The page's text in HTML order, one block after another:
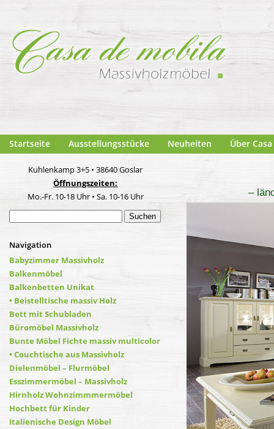
Startseite Ausstellungsstücke Neuheiten Über
Kuhlenkamp 3+5 • 38640 Goslar
Öffnungszeiten:
Mo.-Fr. 10-18 Uhr • Sa. 10-16 Uhr
Navigation
Babyzimmer Massivholz
Balkenmöbel
Balkenbetten Unikat
• Beistelltische massiv Holz
Bett mit Schubladen
Büromöbel Massivholz
Bunte Möbel Fichte massiv multicolor
• Couchtische aus Massivholz
Dielenmöbel – Flurmöbel
Esszimmermöbel – Massivholz
Hirnholz Wohnzimmmermöbel
Hochbett für Kinder
Italienische Design Möbel
–